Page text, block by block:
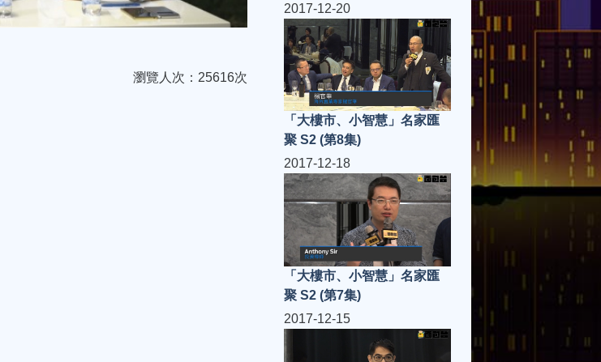
瀏覽人次：25616次
2017-12-20
「大樓市、小智慧」名家匯
聚 S2 (第8集)
2017-12-18
「大樓市、小智慧」名家匯
聚 S2 (第7集)
2017-12-15